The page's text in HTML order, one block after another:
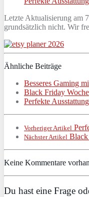
Letzte Aktualisierung am
grundsätzlich nicht. Wir
Ähnliche Beiträge
Besseres Gaming
Black Friday
Perfekte
Vorheriger Artikel
Nächster Artikel Black
Keine Kommentare
Du hast eine Frage